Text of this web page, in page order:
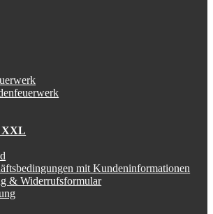
XXL
mit Kundeninformationen
& Widerrufsformular